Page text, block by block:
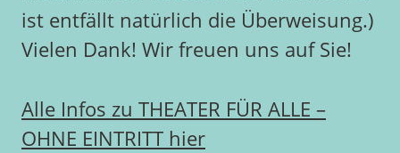
ist entfällt natürlich die Überweisung.)
Vielen Dank! Wir freuen uns auf Sie!
Alle Infos zu THEATER FÜR ALLE –
OHNE EINTRITT hier